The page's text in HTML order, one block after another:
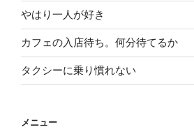
やはり一人が好き
カフェの入店待ち。何分待てるか
タクシーに乗り慣れない
メニュー